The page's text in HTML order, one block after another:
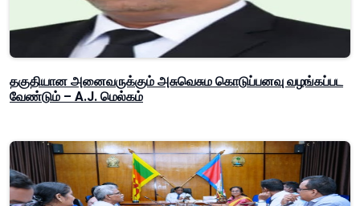
தகுதியான அனைவருக்கும் அசுவெசும கொடுப்பனவு வழங்கப்பட
வேண்டும் – A.J. மெல்கம்